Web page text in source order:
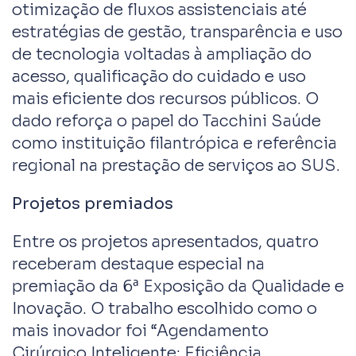
otimização de fluxos assistenciais até
estratégias de gestão, transparência e uso
de tecnologia voltadas à ampliação do
acesso, qualificação do cuidado e uso
mais eficiente dos recursos públicos. O
dado reforça o papel do Tacchini Saúde
como instituição filantrópica e referência
regional na prestação de serviços ao SUS.
Projetos premiados
Entre os projetos apresentados, quatro
receberam destaque especial na
premiação da 6ª Exposição da Qualidade e
Inovação. O trabalho escolhido como o
mais inovador foi “Agendamento